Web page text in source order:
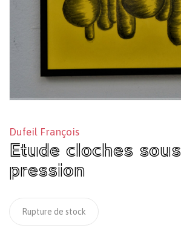
Dufeil François
Etude cloches sous
pression
Rupture de stock